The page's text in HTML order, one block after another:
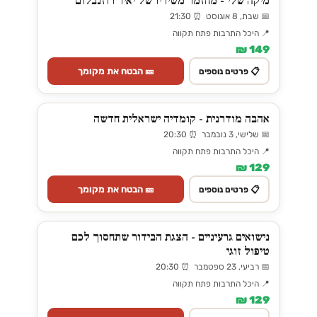
📅 שבת, 8 אוגוסט ⏰ 21:30
📍 היכל התרבות פתח תקווה
149 ₪
📋 פרטים נוספים 🎫 הבטח את מקומך
אהבה מודרנית - קומדיה ישראלית חדשה
📅 שלישי, 3 נובמבר ⏰ 20:30
📍 היכל התרבות פתח תקווה
129 ₪
📋 פרטים נוספים 🎫 הבטח את מקומך
נישואים גרעיניים - הצגת הבידור שתחסוך לכם
טיפול זוגי
📅 רביעי, 23 ספטמבר ⏰ 20:30
📍 היכל התרבות פתח תקווה
129 ₪